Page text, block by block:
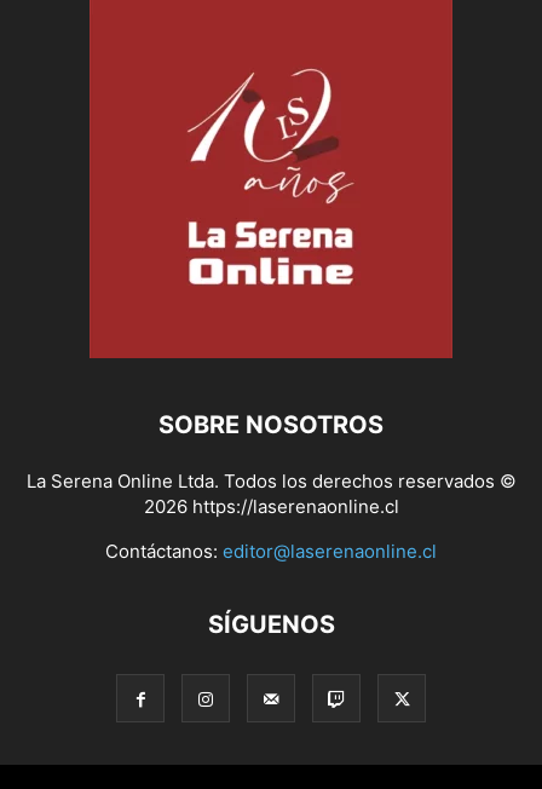
SOBRE NOSOTROS
La Serena Online Ltda. Todos los derechos reservados ©
2026 https://laserenaonline.cl
Contáctanos: editor@laserenaonline.cl
SÍGUENOS